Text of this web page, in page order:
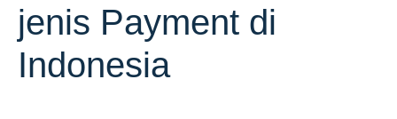
jenis Payment di
Indonesia